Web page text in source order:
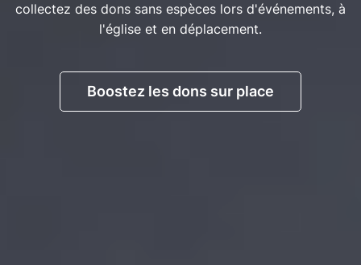
collectez des dons sans espèces lors d'événements, à
l'église et en déplacement.
Boostez les dons sur place